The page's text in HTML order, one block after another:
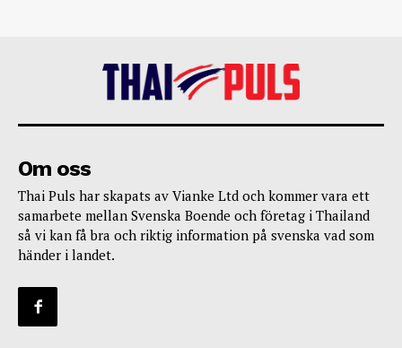
Om oss
Thai Puls har skapats av Vianke Ltd och kommer vara ett
samarbete mellan Svenska Boende och företag i Thailand
så vi kan få bra och riktig information på svenska vad som
händer i landet.